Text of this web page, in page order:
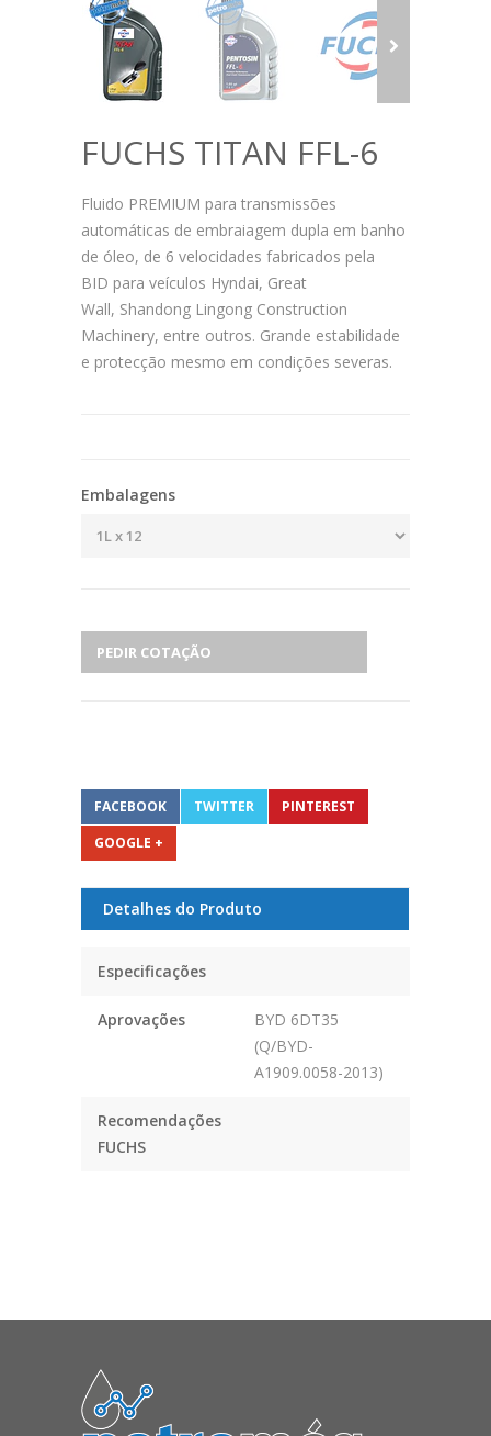
FUCHS TITAN FFL-6
Fluido PREMIUM para transmissões
automáticas de embraiagem dupla em banho
de óleo, de 6 velocidades fabricados pela
BID para veículos Hyndai, Great
Wall, Shandong Lingong Construction
Machinery, entre outros. Grande estabilidade
e protecção mesmo em condições severas.
Embalagens
PEDIR COTAÇÃO
FACEBOOK TWITTER
PINTEREST
GOOGLE +
Detalhes do Produto
Especificações
Aprovações
BYD 6DT35
(Q/BYD-
A1909.0058-2013)
Recomendações
FUCHS